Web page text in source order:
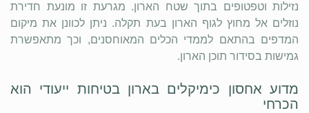
נזילות וטפטופים בתוך שטח הארון. מגרעת זו מונעת חדירת
נוזלים אל מחוץ לגוף הארון בעת תקלה. ניתן לכוונן את מיקום
המדפים בהתאם לממדי הכלים המאוחסנים, וכך מתאפשרת
גמישות בסידור תוכן הארון.
מדוע אחסון כימיקלים בארון בטיחות ייעודי הוא
הכרחי